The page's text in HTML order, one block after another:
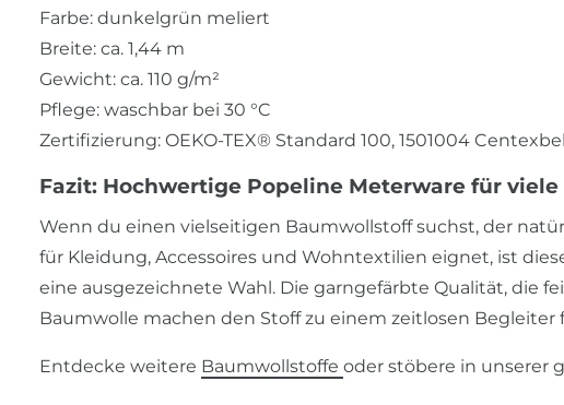
Farbe: dunkelgrün meliert
Breite: ca. 1,44 m
Gewicht: ca. 110 g/m²
Pflege: waschbar bei 30 °C
Zertifizierung: OEKO-TEX® Standard 100, 1501004 Centexbel
Fazit: Hochwertige Popeline Meterware für viele
Wenn du einen vielseitigen Baumwollstoff suchst, der
für Kleidung, Accessoires und Wohntextilien eignet, ist
eine ausgezeichnete Wahl. Die garngefärbte Qualität, die
Baumwolle machen den Stoff zu einem zeitlosen Begleiter
Entdecke weitere Baumwollstoffe oder stöbere in unserer